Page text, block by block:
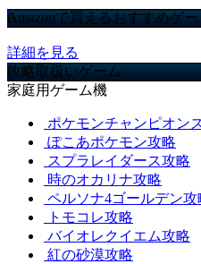
Amazonで買えるおすすめゲ
詳細を見る
攻略取扱いゲーム
家庭用ゲーム機
ポケモンチャンピオン
ぽこあポケモン攻略
スプラレイダース攻略
時のオカリナ攻略
ペルソナ4ゴールデン攻
トモコレ攻略
バイオレクイエム攻略
紅の砂漠攻略